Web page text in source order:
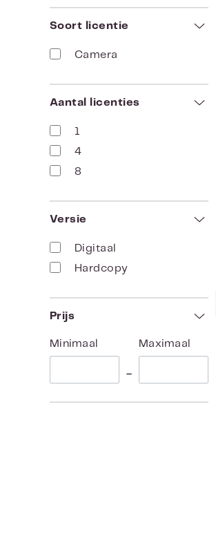
Soort licentie
Camera
Aantal licenties
1
4
8
Versie
Digitaal
Hardcopy
Prijs
Minimaal
–
Maximaal